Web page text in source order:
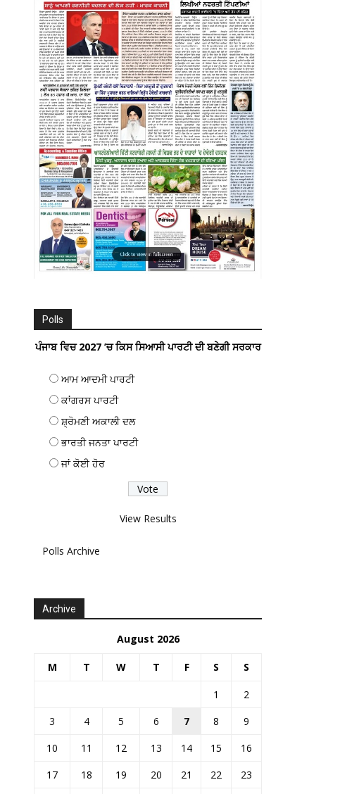
Polls
ਪੰਜਾਬ ਵਿਚ 2027 ’ਚ ਕਿਸ ਸਿਆਸੀ ਪਾਰਟੀ ਦੀ ਬਣੇਗੀ ਸਰਕਾਰ
ਆਮ ਆਦਮੀ ਪਾਰਟੀ
ਕਾਂਗਰਸ ਪਾਰਟੀ
ਸ਼੍ਰੋਮਣੀ ਅਕਾਲੀ ਦਲ
ਭਾਰਤੀ ਜਨਤਾ ਪਾਰਟੀ
ਜਾਂ ਕੋਈ ਹੋਰ
View Results
Polls Archive
Archive
August 2026
M T W T F S S
1
2
3
4 5 6 7 8
9
10
11 12 13 14 15
16
17
18 19 20 21 22
23